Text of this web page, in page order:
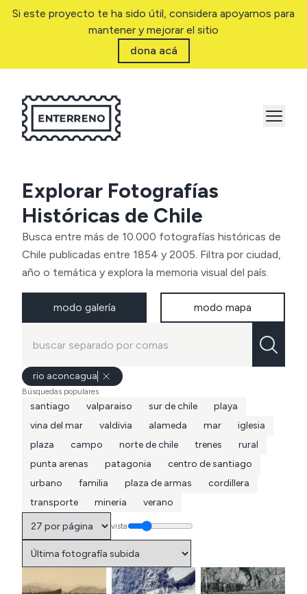
Si este proyecto te ha sido útil, considera apoyarnos para
mantener y mejorar el sitio
dona acá
Explorar Fotografías
Históricas de Chile
Busca entre más de 10.000 fotografías históricas de
Chile publicadas entre 1854 y 2005. Filtra por ciudad,
año o temática y explora la memoria visual del país.
modo galería modo mapa
rio aconcagua
Búsquedas populares
santiago valparaiso sur de chile
playa
vina del mar
valdivia alameda mar
iglesia
plaza
campo norte de chile trenes
rural
punta arenas
patagonia
centro de santiago
urbano
familia plaza de armas
cordillera
transporte
mineria verano
vista